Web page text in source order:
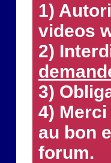
1)
videos
2)
3)
4)
au bon
forum.